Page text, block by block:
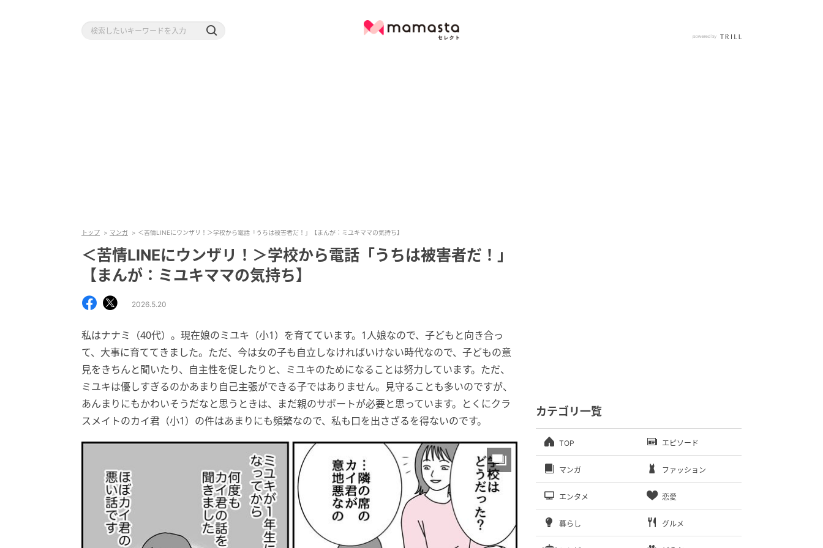
トップ マンガ ＜苦情LINEにウンザリ！＞学校から電話「うちは被害者だ！」【まんが：ミユキママの気持ち】
＜苦情LINEにウンザリ！＞学校から電話「うちは被害者だ！」
【まんが：ミユキママの気持ち】
2026.5.20
私はナナミ（40代）。現在娘のミユキ（小1）を育てています。1人娘なので、子どもと向き合っ
て、大事に育ててきました。ただ、今は女の子も自立しなければいけない時代なので、子どもの意
見をきちんと聞いたり、自主性を促したりと、ミユキのためになることは努力しています。ただ、
ミユキは優しすぎるのかあまり自己主張ができる子ではありません。見守ることも多いのですが、
あんまりにもかわいそうだなと思うときは、まだ親のサポートが必要と思っています。とくにクラ
スメイトのカイ君（小1）の件はあまりにも頻繁なので、私も口を出さざるを得ないのです。
カテゴリ一覧
TOP エピソード
マンガ ファッション
エンタメ 恋愛
暮らし グルメ